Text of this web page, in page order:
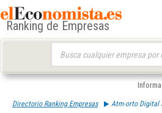
Ranking de Empresas
Directorio Ranking Empresas Atm-orto Digital